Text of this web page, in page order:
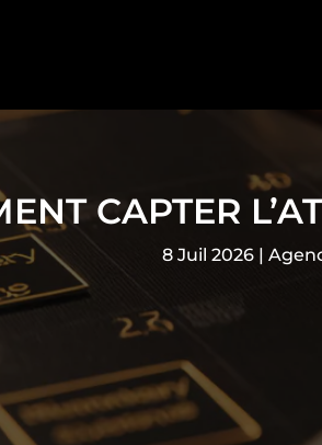
CAPTER
8 Juil 2026|